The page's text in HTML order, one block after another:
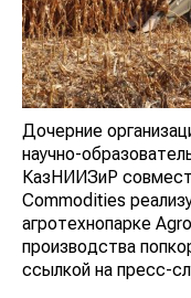
Дочерние
научно-
КазНИИЗиР
Commodities
агротехнопарке
производства
ссылкой на пресс-